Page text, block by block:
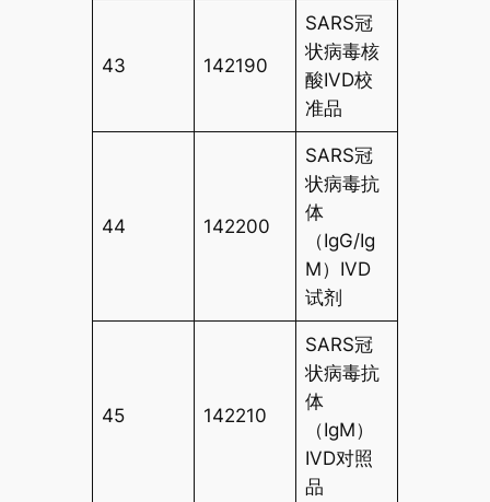
43 142190
SARS冠
状病毒核
酸IVD校
准品
44 142200
SARS冠
状病毒抗
体
（IgG/Ig
M）IVD
试剂
45 142210
SARS冠
状病毒抗
体
（IgM）
IVD对照
品